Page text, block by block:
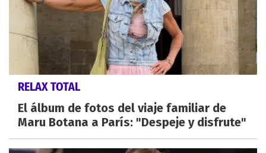
RELAX TOTAL
El álbum de fotos del viaje familiar de
Maru Botana a París: "Despeje y disfrute"